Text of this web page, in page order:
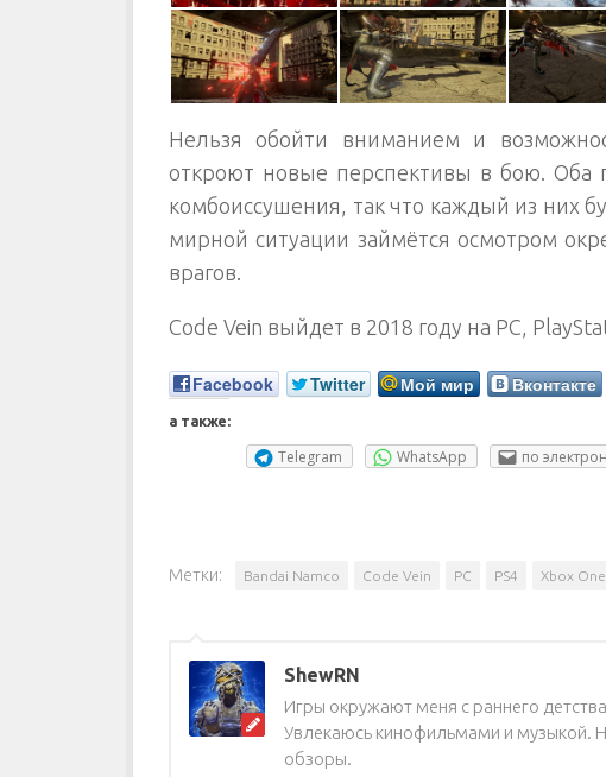
Нельзя обойти вниманием и
откроют новые перспективы в бою. Оба
комбоиссушения, так что каждый из них
мирной ситуации займётся осмотром
врагов.
Code Vein выйдет в 2018 году на PC,
Facebook Twitter Мой мир Вконтакте
а также:
Telegram WhatsApp по
Метки: Bandai Namco Code Vein PC PS4 Xbox One
ShewRN
Игры окружают меня с раннего
Увлекаюсь кинофильмами и музыкой.
обзоры.